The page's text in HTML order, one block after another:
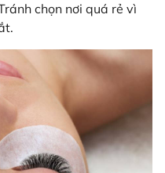
chọn nơi quá rẻ vì